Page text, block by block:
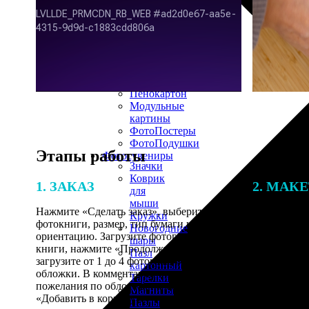
20х45
Пенокартон
Модульные
картины
ФотоПостеры
ФотоПодушки
Фотоcувениры
Значки
Коврик
для
мыши
Кружки
Новогодние
шары
Пазл
картонный
Тарелки
Магниты
Пазлы
Этапы работы
1. ЗАКАЗ
Нажмите «Сделать заказ», выберите тип
фотокниги, размер, тип бумаги и
ориентацию. Загрузите фотографии для
книги, нажмите «Продолжить» и
загрузите от 1 до 4 фотографий для
обложки. В комментарии оставьте свои
пожелания по обложке, нажмите
«Добавить в корзину».
2.